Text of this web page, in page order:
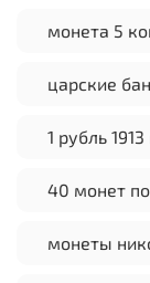
монета 5
царские
1 рубль 1913
40 монет
монеты